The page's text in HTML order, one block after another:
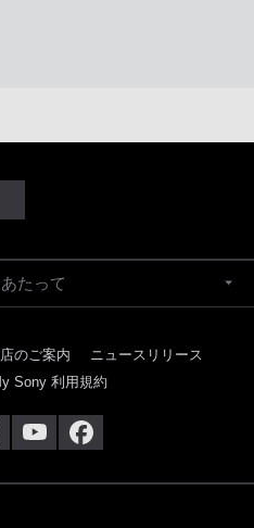
たって
のご案内
ニュースリリース
Sony 利用規約